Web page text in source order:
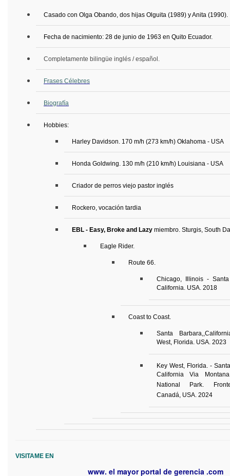
Casado con Olga Obando, dos hijas Olguita (1989) y Anita (1990).
Fecha de nacimiento: 28 de junio de 1963 en Quito Ecuador.
Completamente bilingüe inglés / español.
Frases Célebres
Biografía
Hobbies:
Harley Davidson. 170 m/h (273 km/h) Oklahoma - USA
Honda Goldwing. 130 m/h (210 km/h) Louisiana - USA
Criador de perros viejo pastor inglés
Rockero, vocación tardia
EBL - Easy, Broke and Lazy miembro. Sturgis, South
Eagle Rider.
Route 66.
Chicago, Illinois -
California. USA. 2018
Coast to Coast.
Santa
West, Florida. USA. 2023
Key West, Florida. -
California Via
National Park.
Canadá, USA. 2024
VISITAME EN
www. el mayor portal de gerencia .com